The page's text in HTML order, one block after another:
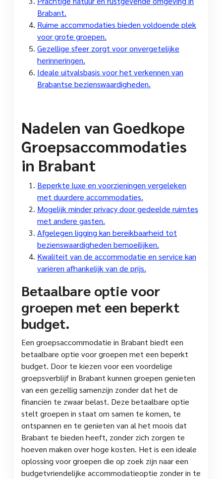
Brabant.
Ruime accommodaties bieden voldoende plek
voor grote groepen.
Gezellige sfeer zorgt voor onvergetelijke
herinneringen.
Ideale uitvalsbasis voor het verkennen van
Brabantse bezienswaardigheden.
Nadelen van Goedkope
Groepsaccommodaties
in Brabant
Beperkte luxe en voorzieningen vergeleken
met duurdere accommodaties.
Mogelijk minder privacy door gedeelde ruimtes
met andere gasten.
Afgelegen ligging kan bereikbaarheid tot
bezienswaardigheden bemoeilijken.
Kwaliteit van de accommodatie en service kan
variëren afhankelijk van de prijs.
Betaalbare optie voor
groepen met een beperkt
budget.
Een groepsaccommodatie in Brabant biedt een
betaalbare optie voor groepen met een beperkt
budget. Door te kiezen voor een voordelige
groepsverblijf in Brabant kunnen groepen genieten
van een gezellig samenzijn zonder dat het de
financiën te zwaar belast. Deze betaalbare optie
stelt groepen in staat om samen te komen, te
ontspannen en te genieten van al het moois dat
Brabant te bieden heeft, zonder zich zorgen te
hoeven maken over hoge kosten. Het is een ideale
oplossing voor groepen die op zoek zijn naar een
budgetvriendelijke accommodatieoptie zonder in te